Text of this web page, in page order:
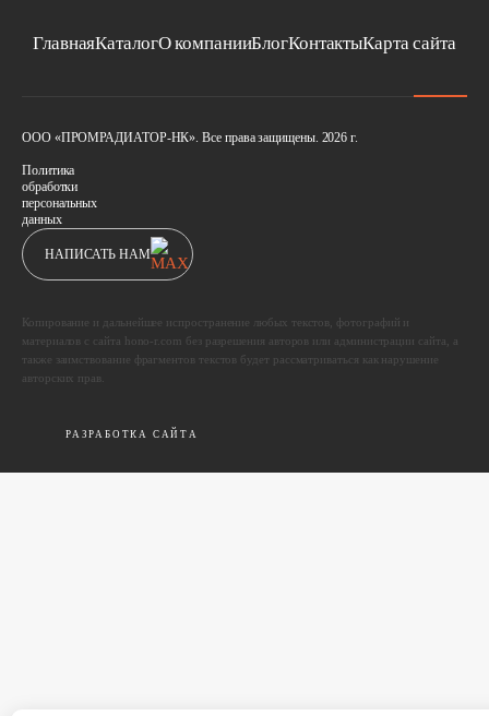
ГлавнаяКаталогО компанииБлогКонтактыКарта сайта
ООО «ПРОМРАДИАТОР-НК». Все права защищены. 2026 г.
Политика
обработки
персональных
данных
НАПИСАТЬ НАМ
Копирование и дальнейшее испространение любых текстов, фотографий и
материалов с сайта hono-r.com без разрешения авторов или администрации сайта, а
также заимствование фрагментов текстов будет рассматриваться как нарушение
авторских прав.
РАЗРАБОТКА САЙТА